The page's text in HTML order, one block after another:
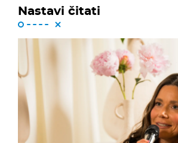
Nastavi čitati